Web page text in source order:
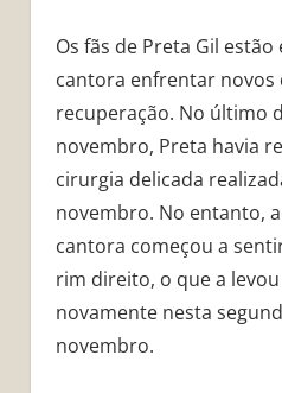
Os fãs de Preta Gil
cantora enfrentar novos
recuperação. No último
novembro, Preta havia
cirurgia delicada
novembro. No entanto,
cantora começou a
rim direito, o que a
novamente nesta
novembro.